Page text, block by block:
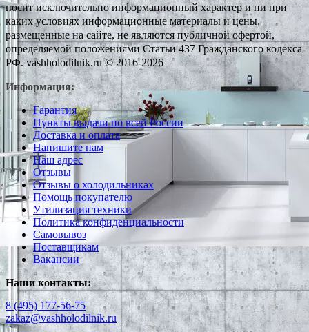
носит исключительно информационный характер и ни при
каких условиях информационные материалы и цены,
размещенные на сайте, не являются публичной офертой,
определяемой положениями Статьи 437 Гражданского кодекса
РФ. vashholodilnik.ru © 2016-2026
Информация:
Гарантия
Пункты выдачи по всей России
Доставка и оплата
Напишите нам
Наш адрес
Отзывы
Отзывы о холодильниках
Помощь покупателю
Утилизация техники
Политика конфиденциальности
Самовывоз
Поставщикам
Вакансии
Наши контакты:
8 (495) 177-56-75
zakaz@vashholodilnik.ru